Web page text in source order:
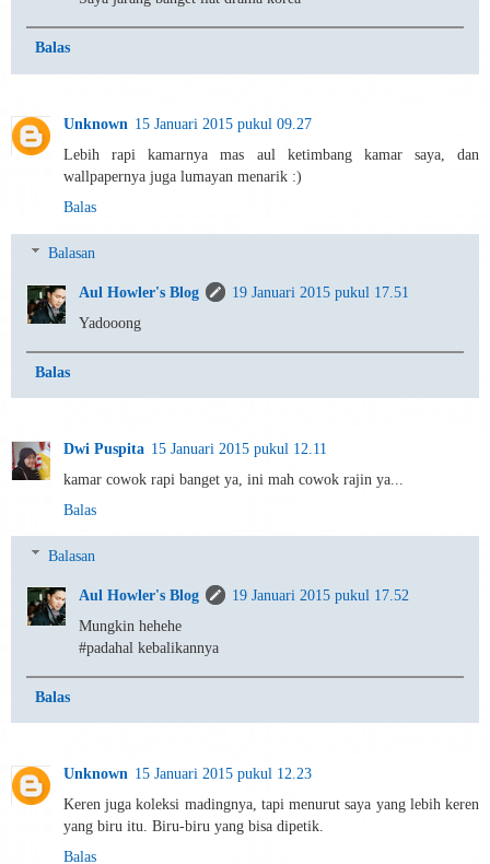
Balas
Unknown 15 Januari 2015 pukul 09.27
Lebih rapi kamarnya mas aul ketimbang kamar saya, dan
wallpapernya juga lumayan menarik :)
Balas
Balasan
Aul Howler's Blog
19 Januari 2015 pukul 17.51
Yadooong
Balas
Dwi Puspita 15 Januari 2015 pukul 12.11
kamar cowok rapi banget ya, ini mah cowok rajin ya...
Balas
Balasan
Aul Howler's Blog
19 Januari 2015 pukul 17.52
Mungkin hehehe
#padahal kebalikannya
Balas
Unknown 15 Januari 2015 pukul 12.23
Keren juga koleksi madingnya, tapi menurut saya yang lebih keren
yang biru itu. Biru-biru yang bisa dipetik.
Balas